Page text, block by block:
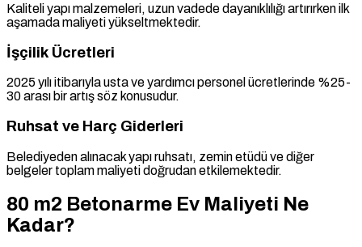
Kaliteli yapı malzemeleri, uzun vadede dayanıklılığı artırırken ilk
aşamada maliyeti yükseltmektedir.
İşçilik Ücretleri
2025 yılı itibarıyla usta ve yardımcı personel ücretlerinde %25-
30 arası bir artış söz konusudur.
Ruhsat ve Harç Giderleri
Belediyeden alınacak yapı ruhsatı, zemin etüdü ve diğer
belgeler toplam maliyeti doğrudan etkilemektedir.
80 m2 Betonarme Ev Maliyeti Ne
Kadar?